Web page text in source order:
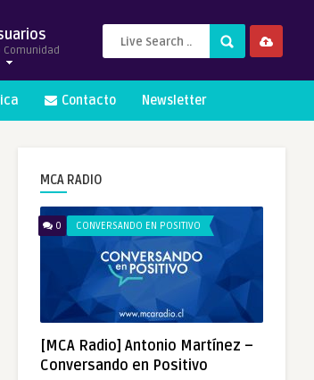
Comunidad
Contacto Newsletter
MCA RADIO
0 CONVERSANDO EN POSITIVO
[MCA Radio] Antonio Martínez –
Conversando en Positivo